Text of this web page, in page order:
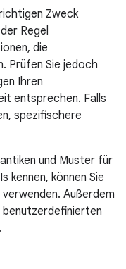
Zweck
Regel
die
Prüfen Sie jedoch
Ihren
entsprechen. Falls
spezifischere
und Muster für
kennen, können Sie
Außerdem